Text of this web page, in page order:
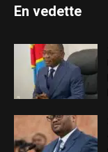
En vedette